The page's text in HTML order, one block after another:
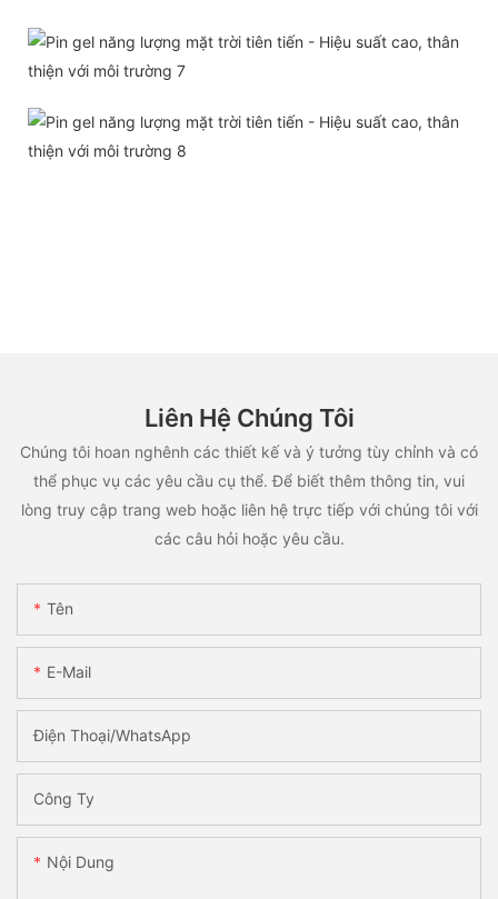
Liên Hệ Chúng Tôi
Chúng tôi hoan nghênh các thiết kế và ý tưởng tùy chỉnh và có
thể phục vụ các yêu cầu cụ thể. Để biết thêm thông tin, vui
lòng truy cập trang web hoặc liên hệ trực tiếp với chúng tôi với
các câu hỏi hoặc yêu cầu.
Tên
E-Mail
Điện Thoại/WhatsApp
Công Ty
Nội Dung